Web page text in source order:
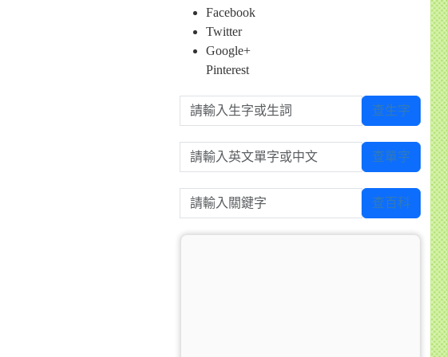
Facebook
Twitter
Google+
Pinterest
請輸入生字或生詞 查生字
請輸入英文單字或中文 查單字
請輸入關鍵字 查百科